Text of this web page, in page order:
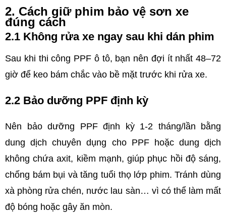
2. Cách giữ phim bảo vệ sơn xe
đúng cách
2.1 Không rửa xe ngay sau khi dán phim
Sau khi thi công PPF ô tô, bạn nên đợi ít nhất 48–72
giờ để keo bám chắc vào bề mặt trước khi rửa xe.
2.2 Bảo dưỡng PPF định kỳ
Nên bảo dưỡng PPF định kỳ 1-2 tháng/lần bằng
dung dịch chuyên dụng cho PPF hoặc dung dịch
không chứa axit, kiềm mạnh, giúp phục hồi độ sáng,
chống bám bụi và tăng tuổi thọ lớp phim. Tránh dùng
xà phòng rửa chén, nước lau sàn… vì có thể làm mất
độ bóng hoặc gây ăn mòn.